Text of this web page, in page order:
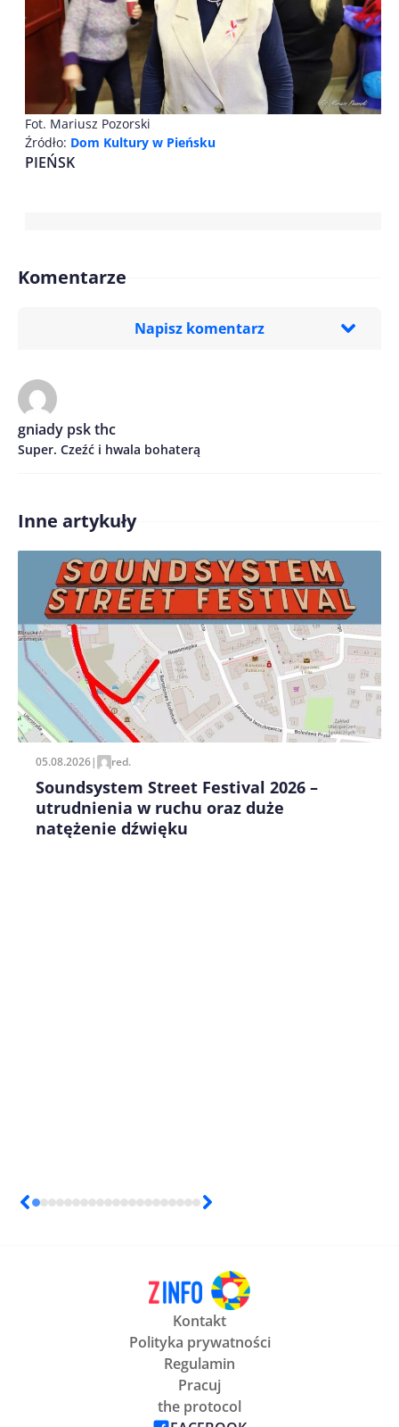
Fot. Mariusz Pozorski
Źródło: Dom Kultury w Pieńsku
PIEŃSK
Komentarze
Napisz komentarz
Treść komentarza*
Imię/ Nick*
Zapamiętaj moje dane w tej przeglądarce podczas
pisania kolejnych komentarzy.
gniady psk thc
Super. Czeźć i hwala bohaterą
Inne artykuły
05.08.2026| red.
Soundsystem Street Festival 2026 –
utrudnienia w ruchu oraz duże
natężenie dźwięku
Kontakt
Polityka prywatności
Regulamin
Pracuj
the protocol